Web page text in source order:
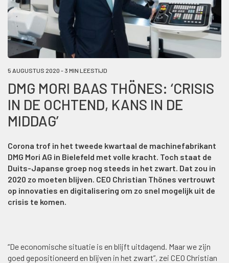
5 AUGUSTUS 2020 - 3 MIN LEESTIJD
DMG MORI BAAS THÖNES: ‘CRISIS
IN DE OCHTEND, KANS IN DE
MIDDAG’
Corona trof in het tweede kwartaal de machinefabrikant
DMG Mori AG in Bielefeld met volle kracht. Toch staat de
Duits-Japanse groep nog steeds in het zwart. Dat zou in
2020 zo moeten blijven. CEO Christian Thönes vertrouwt
op innovaties en digitalisering om zo snel mogelijk uit de
crisis te komen.
“De economische situatie is en blijft uitdagend. Maar we zijn
goed gepositioneerd en blijven in het zwart”, zei CEO Christian